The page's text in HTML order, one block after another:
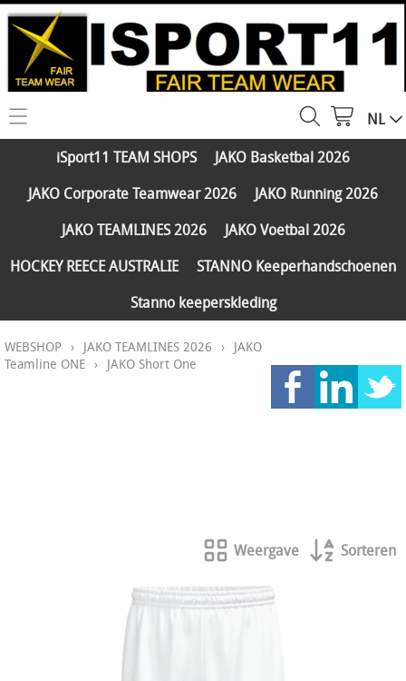
HOME
WEBSHOP
JAKO Running 2026
JAKO TEAMLINES 2026
PARTNERS
Klantengroepen
CONTACT
NL
iSport11 TEAM SHOPS
JAKO Basketbal 2026
JAKO Corporate Teamwear 2026
JAKO Running 2026
JAKO TEAMLINES 2026
JAKO Voetbal 2026
HOCKEY REECE AUSTRALIE
STANNO Keeperhandschoenen
Stanno keeperskleding
WEBSHOP › JAKO TEAMLINES 2026 › JAKO
Teamline ONE › JAKO Short One
Weergave Sorteren